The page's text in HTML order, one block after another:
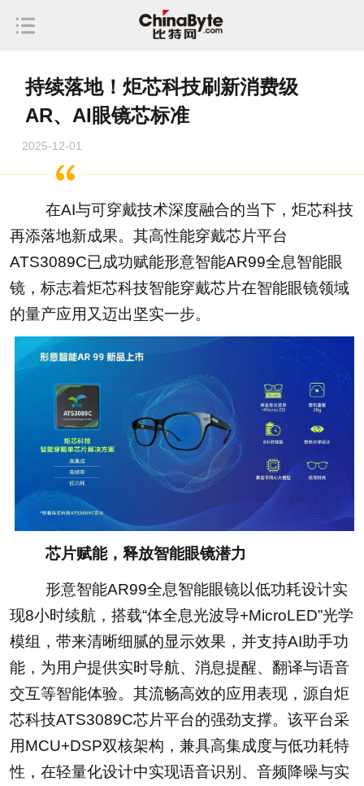
持续落地！炬芯科技刷新消费级
AR、AI眼镜芯标准
2025-12-01
在AI与可穿戴技术深度融合的当下，炬芯科技
再添落地新成果。其高性能穿戴芯片平台
ATS3089C已成功赋能形意智能AR99全息智能眼
镜，标志着炬芯科技智能穿戴芯片在智能眼镜领域
的量产应用又迈出坚实一步。
芯片赋能，释放智能眼镜潜力
形意智能AR99全息智能眼镜以低功耗设计实
现8小时续航，搭载“体全息光波导+MicroLED”光学
模组，带来清晰细腻的显示效果，并支持AI助手功
能，为用户提供实时导航、消息提醒、翻译与语音
交互等智能体验。其流畅高效的应用表现，源自炬
芯科技ATS3089C芯片平台的强劲支撑。该平台采
用MCU+DSP双核架构，兼具高集成度与低功耗特
性，在轻量化设计中实现语音识别、音频降噪与实